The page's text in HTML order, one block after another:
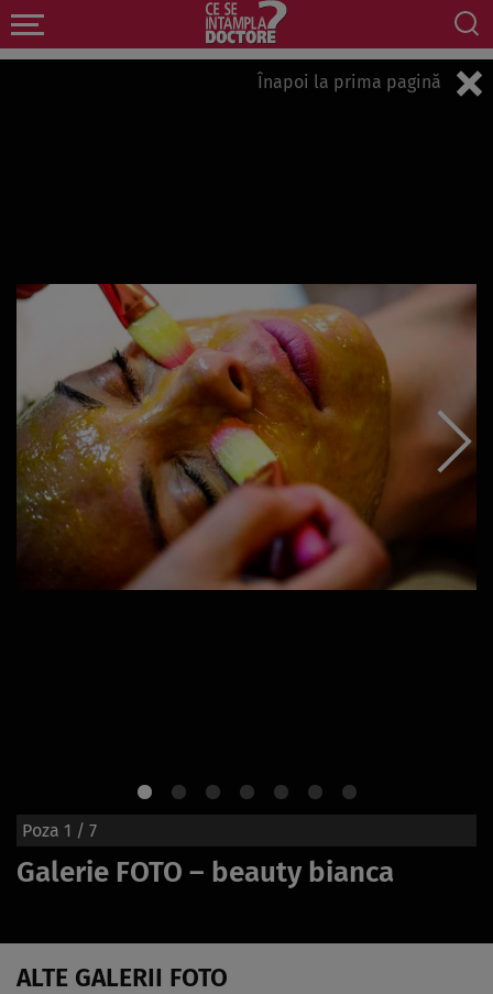
Înapoi la prima pagină
Poza 1 / 7
Galerie FOTO – beauty bianca
ALTE GALERII FOTO